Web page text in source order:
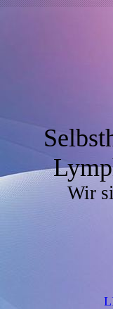
Wir